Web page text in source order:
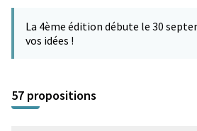
La 4ème édition débute le 30
vos idées !
57 propositions